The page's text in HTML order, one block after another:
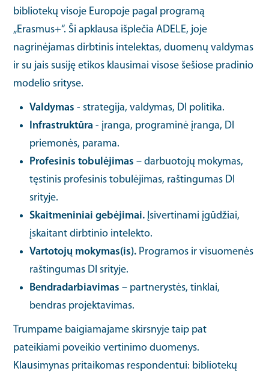
bibliotekų visoje Europoje pagal programą
„Erasmus+“. Ši apklausa išplečia ADELE, joje
nagrinėjamas dirbtinis intelektas, duomenų valdymas
ir su jais susiję etikos klausimai visose šešiose pradinio
modelio srityse.
Valdymas - strategija, valdymas, DI politika.
Infrastruktūra - įranga, programinė įranga, DI
priemonės, parama.
Profesinis tobulėjimas – darbuotojų mokymas,
tęstinis profesinis tobulėjimas, raštingumas DI
srityje.
Skaitmeniniai gebėjimai. Įsivertinami įgūdžiai,
įskaitant dirbtinio intelekto.
Vartotojų mokymas(is). Programos ir visuomenės
raštingumas DI srityje.
Bendradarbiavimas – partnerystės, tinklai,
bendras projektavimas.
Trumpame baigiamajame skirsnyje taip pat
pateikiami poveikio vertinimo duomenys.
Klausimynas pritaikomas respondentui: bibliotekų